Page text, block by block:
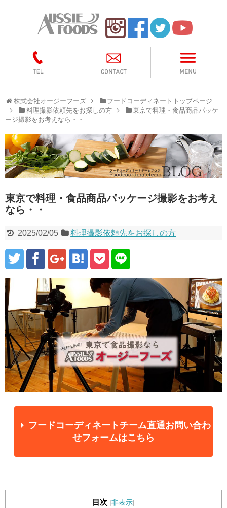
株式会社オージーフーズ
フードコーディネートトップページ
料理撮影依頼先をお探しの方
東京で料理・食品商品パッケ
ージ撮影をお考えなら・・
東京で料理・食品商品パッケージ撮影をお考え
なら・・
2025/02/05 料理撮影依頼先をお探しの方
フードコーディネートチーム直通お問い合わ
せフォームはこちら
目次 [非表示]